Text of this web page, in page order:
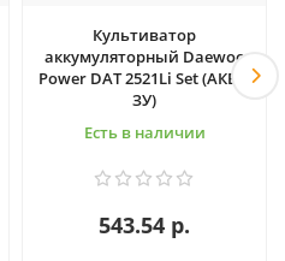
Культиватор
аккумуляторный Daewoo
Power DAT 2521Li Set (АКБ и
ЗУ)
Есть в наличии
543.54 р.